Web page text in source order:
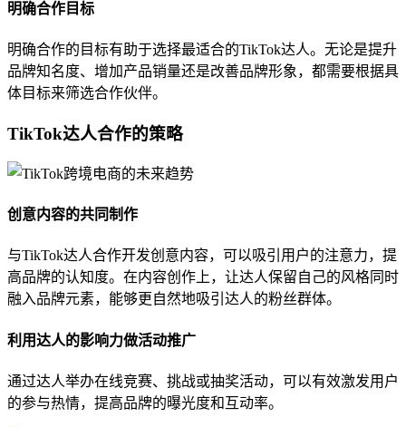
明确合作目标
明确合作的目标有助于选择最适合的TikTok达人。无论是提升
品牌知名度、增加产品销量还是改善品牌形象，都需要根据具
体目标来筛选合作伙伴。
TikTok达人合作的策略
创意内容的共同制作
与TikTok达人合作开发创意内容，可以吸引用户的注意力，提
高品牌的认知度。在内容创作上，让达人保留自己的风格同时
融入品牌元素，能够更自然地吸引达人的粉丝群体。
利用达人的影响力做活动推广
通过达人举办在线竞赛、挑战或抽奖活动，可以有效激发用户
的参与热情，提高品牌的曝光度和互动率。